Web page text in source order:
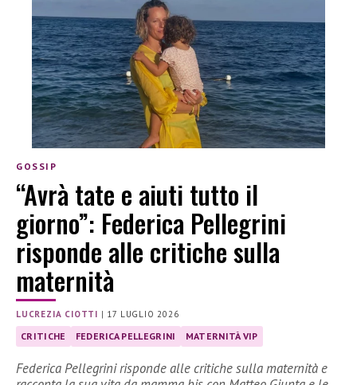
GOSSIP
“Avrà tate e aiuti tutto il
giorno”: Federica Pellegrini
risponde alle critiche sulla
maternità
LUCREZIA CIOTTI | 17 LUGLIO 2026
CRITICHE FEDERICA PELLEGRINI MATERNITÀ VIP
Federica Pellegrini risponde alle critiche sulla maternità e